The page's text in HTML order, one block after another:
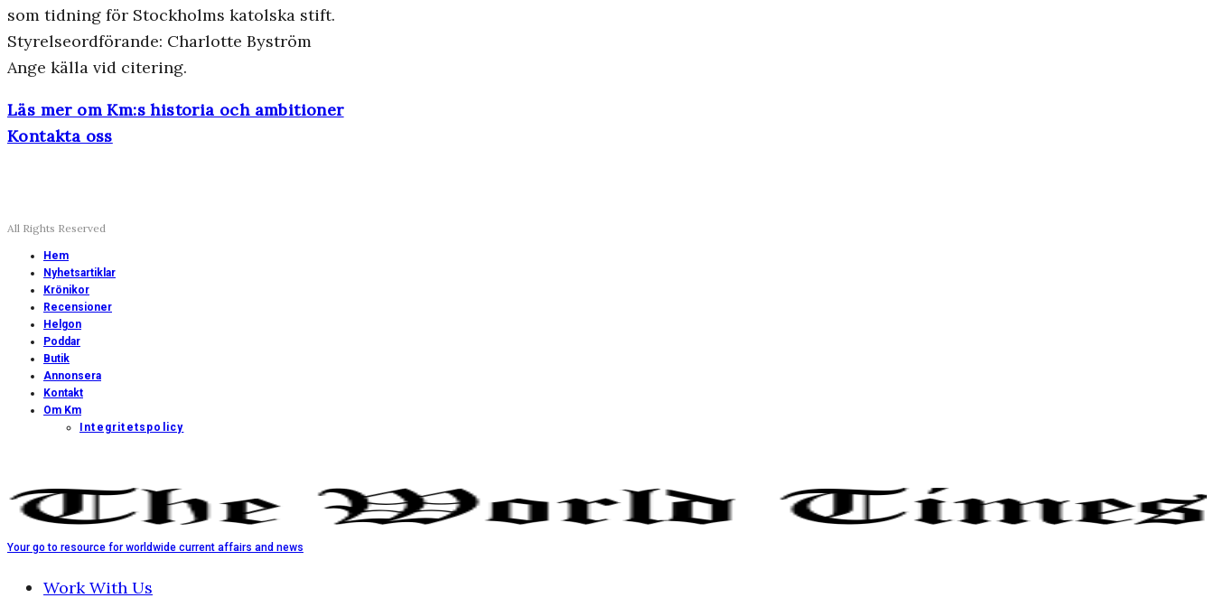
som tidning för Stockholms katolska stift.
Styrelseordförande: Charlotte Byström
Ange källa vid citering.
Läs mer om Km:s historia och ambitioner
Kontakta oss
All Rights Reserved
Hem
Nyhetsartiklar
Krönikor
Recensioner
Helgon
Poddar
Butik
Annonsera
Kontakt
Om Km
Integritetspolicy
Your go to resource for worldwide current affairs and news
Work With Us